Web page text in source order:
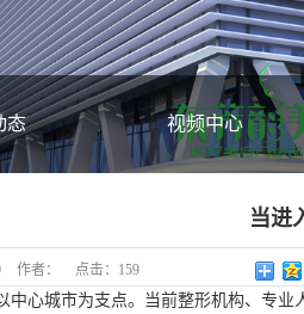
态 视频中心
当进
作者： 点击： 159
中心城市为支点。当前整形机构、专